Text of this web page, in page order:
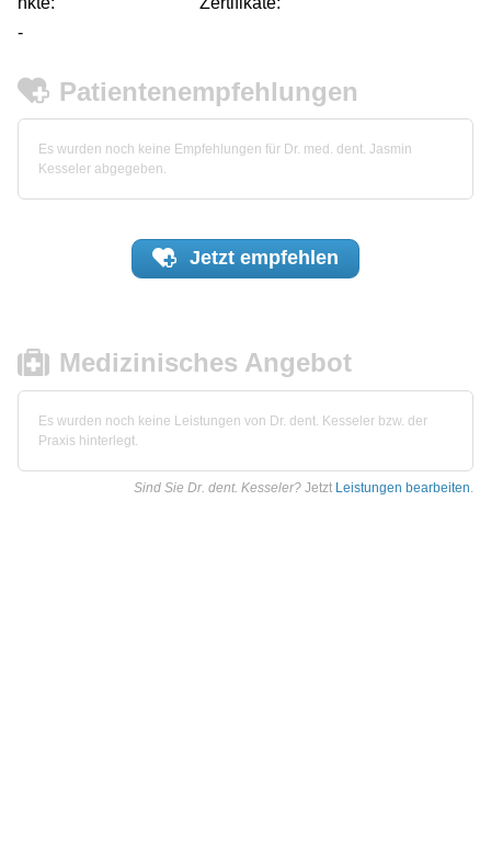
-
Patientenempfehlungen
Es wurden noch keine Empfehlungen für Dr. med. dent. Jasmin
Kesseler abgegeben.
Jetzt empfehlen
Medizinisches Angebot
Es wurden noch keine Leistungen von Dr. dent. Kesseler bzw. der
Praxis hinterlegt.
Sind Sie Dr. dent. Kesseler? Jetzt Leistungen bearbeiten.